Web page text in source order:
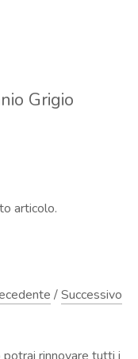
Grigio
articolo.
/Successivo